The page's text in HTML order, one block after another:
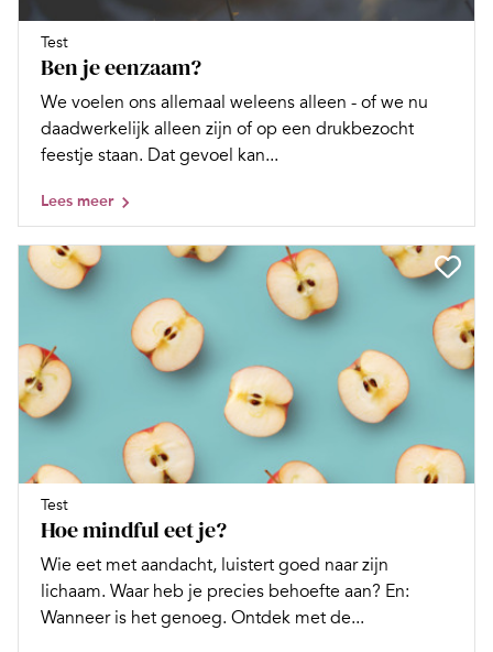
Test
Ben je eenzaam?
We voelen ons allemaal weleens alleen - of we nu
daadwerkelijk alleen zijn of op een drukbezocht
feestje staan. Dat gevoel kan...
Lees meer
Test
Hoe mindful eet je?
Wie eet met aandacht, luistert goed naar zijn
lichaam. Waar heb je precies behoefte aan? En:
Wanneer is het genoeg. Ontdek met de...